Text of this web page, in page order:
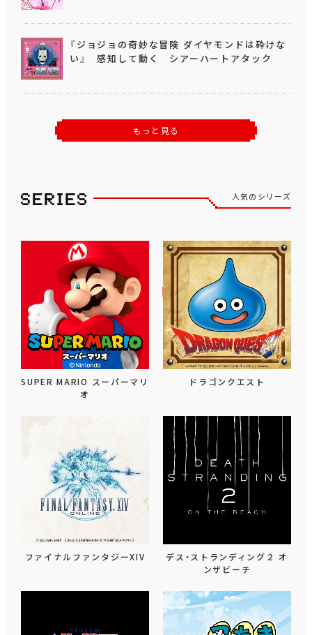
『ジョジョの奇妙な冒険 ダイヤモンドは砕けな
い』 感知して動く シアーハートアタック
もっと見る
人気のシリーズ
SUPER MARIO スーパーマリ
オ
ドラゴンクエスト
ファイナルファンタジーXIV
デス・ストランディング２ オ
ンザビーチ